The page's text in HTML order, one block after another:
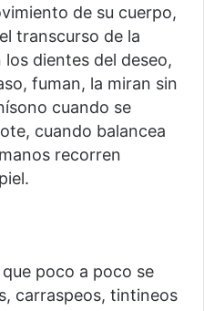
de su cuerpo,
transcurso de la
dientes del deseo,
fuman, la miran sin
cuando se
cuando balancea
recorren
poco a poco se
carraspeos, tintineos